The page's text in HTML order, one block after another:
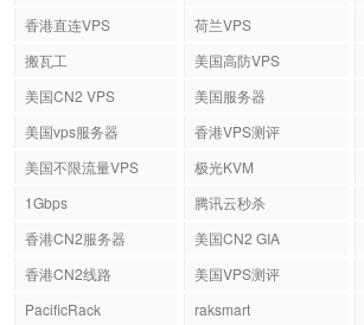
香港直连VPS
荷兰VPS
搬瓦工
美国高防VPS
美国CN2 VPS
美国服务器
美国vps服务器
香港VPS测评
美国不限流量VPS
极光KVM
1Gbps
腾讯云秒杀
香港CN2服务器
美国CN2 GIA
香港CN2线路
美国VPS测评
PacificRack
raksmart